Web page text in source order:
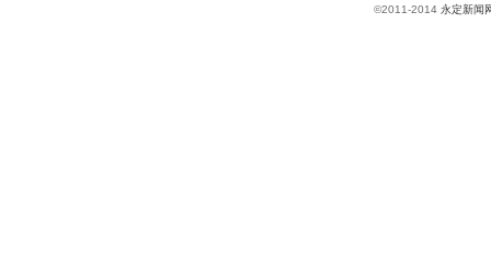
©2011-2014永定新闻